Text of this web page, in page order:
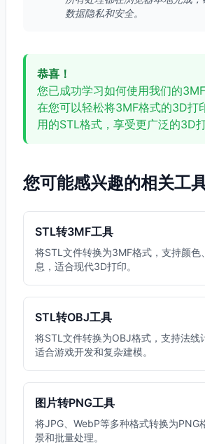
数据隐私和安全。
恭喜！
您已成功学习如何使用我们的
在您可以轻松将3MF格式的3D打
用的STL格式，享受更广泛的3D
您可能感兴趣的相关工
STL转3MF工具
将STL文件转换为3MF格式，支持颜色
息，适合现代3D打印。
STL转OBJ工具
将STL文件转换为OBJ格式，支持法线
适合游戏开发和复杂建模。
图片转PNG工具
将JPG、WebP等多种格式转换为PNG
景和批量处理。